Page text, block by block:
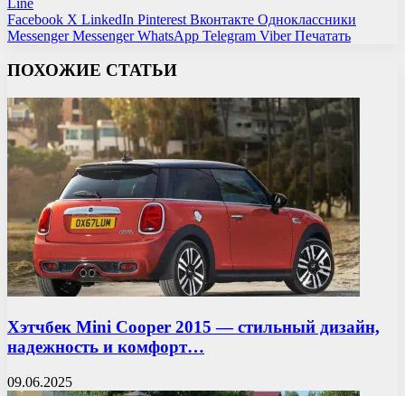
Facebook X LinkedIn Pinterest Вконтакте Одноклассники
Messenger Messenger WhatsApp Telegram Viber Печатать
ПОХОЖИЕ СТАТЬИ
Хэтчбек Mini Cooper 2015 — стильный дизайн,
надежность и комфорт…
09.06.2025